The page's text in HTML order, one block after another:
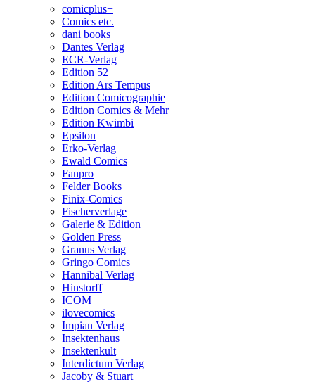
comicplus+
Comics etc.
dani books
Dantes Verlag
ECR-Verlag
Edition 52
Edition Ars Tempus
Edition Comicographie
Edition Comics & Mehr
Edition Kwimbi
Epsilon
Erko-Verlag
Ewald Comics
Fanpro
Felder Books
Finix-Comics
Fischerverlage
Galerie & Edition
Golden Press
Granus Verlag
Gringo Comics
Hannibal Verlag
Hinstorff
ICOM
ilovecomics
Impian Verlag
Insektenhaus
Insektenkult
Interdictum Verlag
Jacoby & Stuart